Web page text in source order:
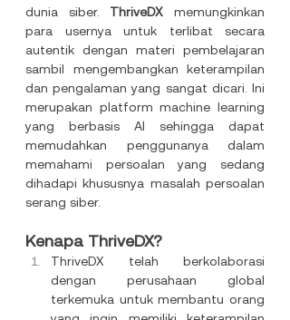
dunia siber. ThriveDX memungkinkan
para usernya untuk terlibat secara
autentik dengan materi pembelajaran
sambil mengembangkan keterampilan
dan pengalaman yang sangat dicari. Ini
merupakan platform machine learning
yang berbasis AI sehingga dapat
memudahkan penggunanya dalam
memahami persoalan yang sedang
dihadapi khususnya masalah persoalan
serang siber.
Kenapa ThriveDX?
ThriveDX telah berkolaborasi
dengan perusahaan global
terkemuka untuk membantu orang